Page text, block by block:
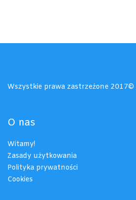
Wszystkie prawa zastrzeżone 2017©
O nas
Witamy!
Zasady użytkowania
Polityka prywatności
Cookies